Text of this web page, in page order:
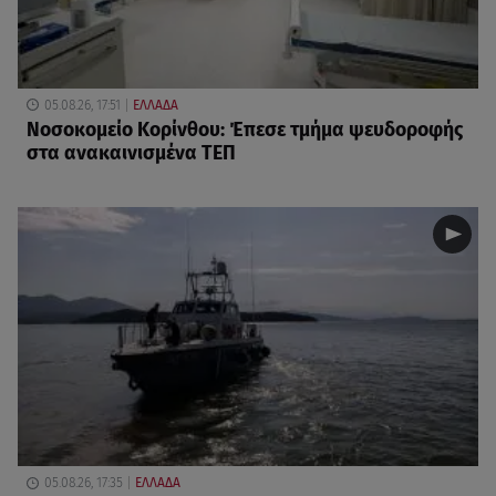
05.08.26, 17:51 ΕΛΛΑΔΑ
Νοσοκομείο Κορίνθου: Έπεσε τμήμα ψευδοροφής
στα ανακαινισμένα ΤΕΠ
05.08.26, 17:35 ΕΛΛΑΔΑ